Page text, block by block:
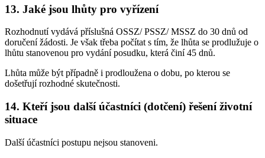
13. Jaké jsou lhůty pro vyřízení
Rozhodnutí vydává příslušná OSSZ/ PSSZ/ MSSZ do 30 dnů od
doručení žádosti. Je však třeba počítat s tím, že lhůta se prodlužuje o
lhůtu stanovenou pro vydání posudku, která činí 45 dnů.
Lhůta může být případně i prodloužena o dobu, po kterou se
došetřují rozhodné skutečnosti.
14. Kteří jsou další účastníci (dotčení) řešení životní
situace
Další účastníci postupu nejsou stanoveni.